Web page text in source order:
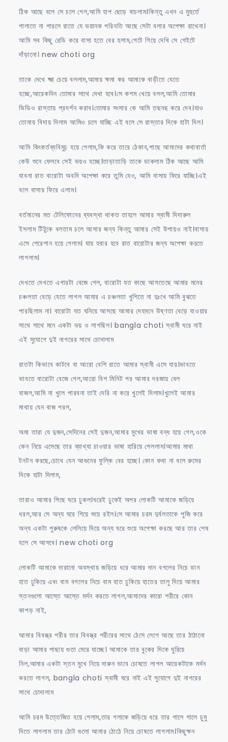
ঠিক আছে বলে সে চলে গেল,আমি হাপ ছেড়ে বাচলাম।কিন্তু এখন এ মুহুর্তে
পালাতে না পারলে রাতে যে ভয়ানক পরিনতি আছে সেটা বলার অপেক্ষা রাখেনা।
আমি সব কিছু রেডি করে বাসা হতে বের হলাম,গেটে গিয়ে দেখি সে গেইটে
দাঁড়ানো। new choti org
তাকে দেখে ক্ষ্মা চেয়ে বললাম,আমায় ক্ষমা কর আমাকে বাড়ীতে যেতে
হচ্ছে,আরেকদিন তোমার সাথে দেখা হবে।সে কশম খেয়ে বলল,আমি তোমার
ভিডিও রাস্তায় প্রদর্শন করাব।তোমার সংসার কে আমি তছনছ করে দেব।যাও
তোমায় বিদায় দিলাম আমিও চলে যাচ্ছি এই বলে সে রাস্তার দিকে হাটা দিল।
আমি কিংকর্তব্যবিমুঢ় হয়ে গেলাম,কি করে তারে ঠেকাব,পাছে আমাদের কথাবার্তা
কেউ শুনে ফেলবে সেই ভয়ও হচ্ছে।তাড়াতাড়ি তাকে ডাকলাম ঠিক আছে আমি
যাবনা রাত বারোটা অবদি অপেক্ষা করে তুমি যেও, আমি বাসায় ফিরে যাচ্ছি।এই
বলে বাসায় ফিরে এলাম।
বর্তমানের মত টেলিফোনের ব্যবস্থা থাকত তাহলে আমার স্বামী দিদারুল
ইসলাম টিটুকে বলতাম চলে আসার জন্য কিন্তু আমার সেই উপায়ও নাই।বাসায়
এসে পেরেশান হয়ে গেলাম। যায় হবার হবে রাত বারোটার জন্য অপেক্ষা করতে
লাগলাম।
দেখতে দেখতে এগারটা বেজে গেল, বারোটা যত কাছে আসতেছে আমার মনের
চঞ্চলতা বেড়ে যেতে লাগল আমার এ চঞ্চলতা খুশিতে না দুঃখে আমি বুঝতে
পারছিলাম না। বারোটা যত ঘনিয়ে আসছে আমার দেহমনে উষ্ণতা বেড়ে যাওয়ার
সাথে সাথে মনে একটা ভয় ও লাগছিল। bangla choti স্বামী ঘরে নাই
এই সুযোগে দুই নাগরের সাথে চোদালাম
রাতটা কিভাবে কাটবে বা আরো বেশি রাতে আমার স্বামী এসে যায়।ভাবতে
ভাবতে বারোটা বেজে গেল,আরো বিশ মিনিট পর আমার দরজায় বেল
বাজল,আমি না খুলে পারবনা তাই দেরি না করে খুলেই দিলাম।খুলেই আমার
মাথায় যেন বাজ পরল,
অমা তারা যে দুজন,সেদিনের সেই দুজন,আমার মুখের ভাষা বন্ধ হয়ে গেল,ওকে
কেন নিয়ে এসেছে তার ব্যাখ্যা চাওয়ার ভাষা হারিয়ে পেললাম।আমার মাথা
টনটন করছে,চোখে যেন আগুনের ফুল্কি বের হচ্ছে। কোন কথা না বলে রুমের
দিকে হাটা দিলাম,
তারাও আমার পিছে ঘরে ঢুকল।ঘরেই ঢুকেই অপর লোকটি আমাকে জড়িয়ে
ধরল,আর সে অন্য ঘরে গিয়ে শুয়ে রইল।সে আমার চরম দুর্বলতাকে পুজি করে
অন্য একটা পুরুষকে লেলিয়ে দিয়ে অন্য ঘরে শুয়ে অপেক্ষা করছে আর তার শেষ
হলে সে আসবে। new choti org
লোকটি আমাকে দারানো অবস্থায় জড়িয়ে ধরে আমার দান বগলের নিচে ডান
হাত ঢুকিয়ে এবং বাম বগলের নিচে বাম হাত ঢুকিয়ে হাতের তালু দিয়ে আমার
স্তনগুলো আস্তে আস্তে মর্দন করতে লাগল,আমাদের কারো শরীরে কোন
কাপড় নাই,
আমার বিবস্ত্র শরীর তার বিবস্ত্র শরীরের সাথে ঠেসে লেগে আছে তার ঠাঠানো
বাড়া আমার পাছায় গুতা মেরে যাচ্ছে। আমাকে তার বুকের দিকে ঘুরিয়ে
নিল,আমার একটা স্তন মুখে নিয়ে দারুন ভাবে চোষতে লাগল আরেকটাকে মর্দন
করতে লাগল, bangla choti স্বামী ঘরে নাই এই সুযোগে দুই নাগরের
সাথে চোদালাম
আমি চরম উত্তেজিত হয়ে গেলাম,তার গলাকে জড়িয়ে ধরে তার গালে গালে চুমু
দিতে লাগলাম তার ঠোট গুলো আমার ঠোঠে নিয়ে চোষতে লাগলাম।কিছুক্ষন